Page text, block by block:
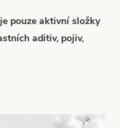
pouze aktivní složky
aditiv, pojiv,